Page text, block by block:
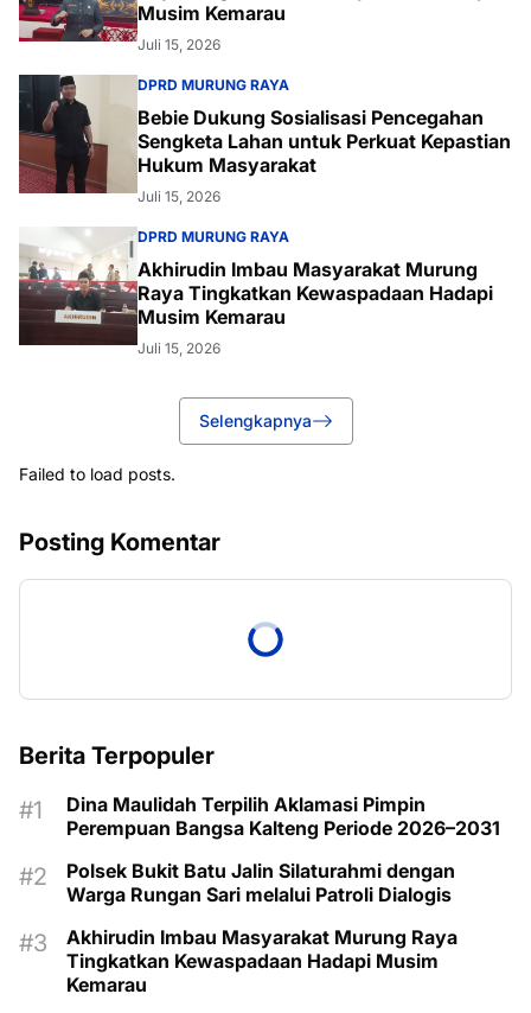
Musim Kemarau
Juli 15, 2026
DPRD MURUNG RAYA
Bebie Dukung Sosialisasi Pencegahan
Sengketa Lahan untuk Perkuat Kepastian
Hukum Masyarakat
Juli 15, 2026
DPRD MURUNG RAYA
Akhirudin Imbau Masyarakat Murung
Raya Tingkatkan Kewaspadaan Hadapi
Musim Kemarau
Juli 15, 2026
Selengkapnya
Failed to load posts.
Posting Komentar
Berita Terpopuler
Dina Maulidah Terpilih Aklamasi Pimpin
Perempuan Bangsa Kalteng Periode 2026–2031
Polsek Bukit Batu Jalin Silaturahmi dengan
Warga Rungan Sari melalui Patroli Dialogis
Akhirudin Imbau Masyarakat Murung Raya
Tingkatkan Kewaspadaan Hadapi Musim
Kemarau